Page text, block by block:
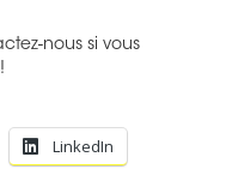
nous si vous
LinkedIn